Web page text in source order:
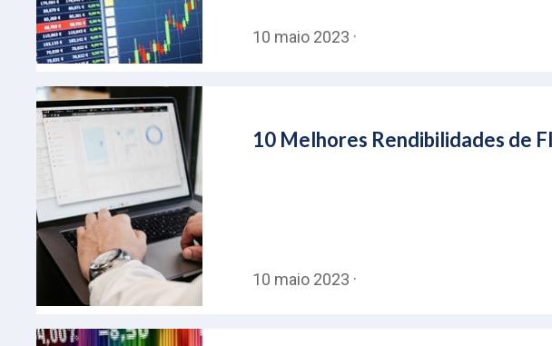
10 maio 2023 ·
10 Melhores Rendibilidades de
10 maio 2023 ·